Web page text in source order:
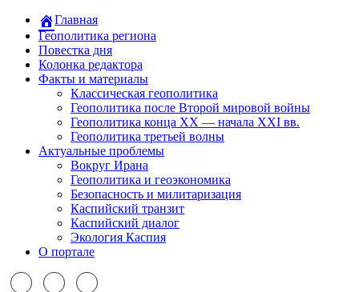
Главная
Геополитика региона
Повестка дня
Колонка редактора
Факты и материалы
Классическая геополитика
Геополитика после Второй мировой войны
Геополитика конца XX — начала XXI вв.
Геополитика третьей волны
Актуальные проблемы
Вокруг Ирана
Геополитика и геоэкономика
Безопасность и милитаризация
Каспийский транзит
Каспийский диалог
Экология Каспия
О портале